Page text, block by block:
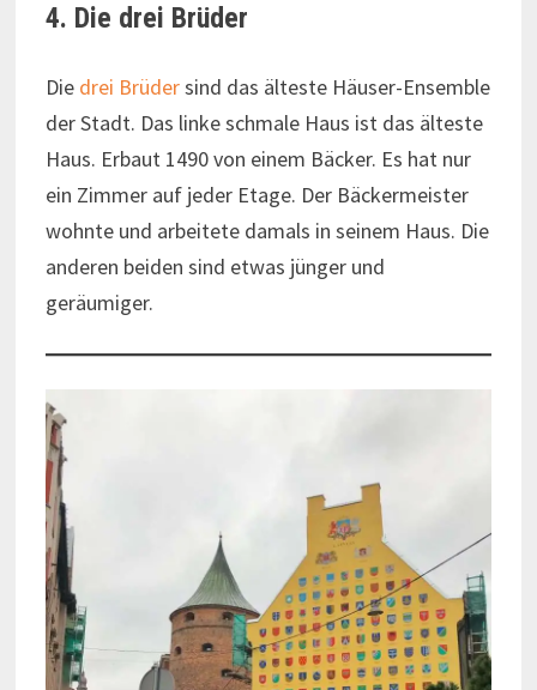
4. Die drei Brüder
Die drei Brüdersind das älteste Häuser-Ensemble
der Stadt. Das linke schmale Haus ist das älteste
Haus. Erbaut 1490 von einem Bäcker. Es hat nur
ein Zimmer auf jeder Etage. Der Bäckermeister
wohnte und arbeitete damals in seinem Haus. Die
anderen beiden sind etwas jünger und
geräumiger.